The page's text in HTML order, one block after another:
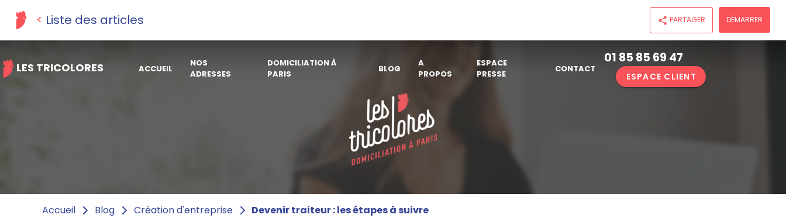
LES TRICOLORES ACCUEIL
NOS
ADRESSES
DOMICILIATION À
PARIS
BLOG
A
PROPOS
ESPACE
PRESSE
CONTACT
01 85 85 69 47
ESPACE CLIENT
Liste des articles share PARTAGER DÉMARRER
Accueil Blog Création d'entreprise Devenir traiteur : les étapes à suivre